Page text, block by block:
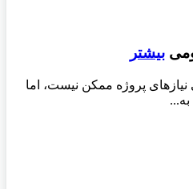
بیشتر
پروژه ممکن نیست، اما
به...